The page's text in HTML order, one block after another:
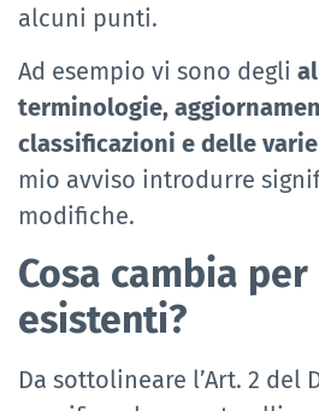
alcuni punti.
Ad esempio vi sono degli
terminologie,
classificazioni e delle
mio avviso introdurre
modifiche.
Cosa cambia
esistenti?
Da sottolineare l’Art. 2 del